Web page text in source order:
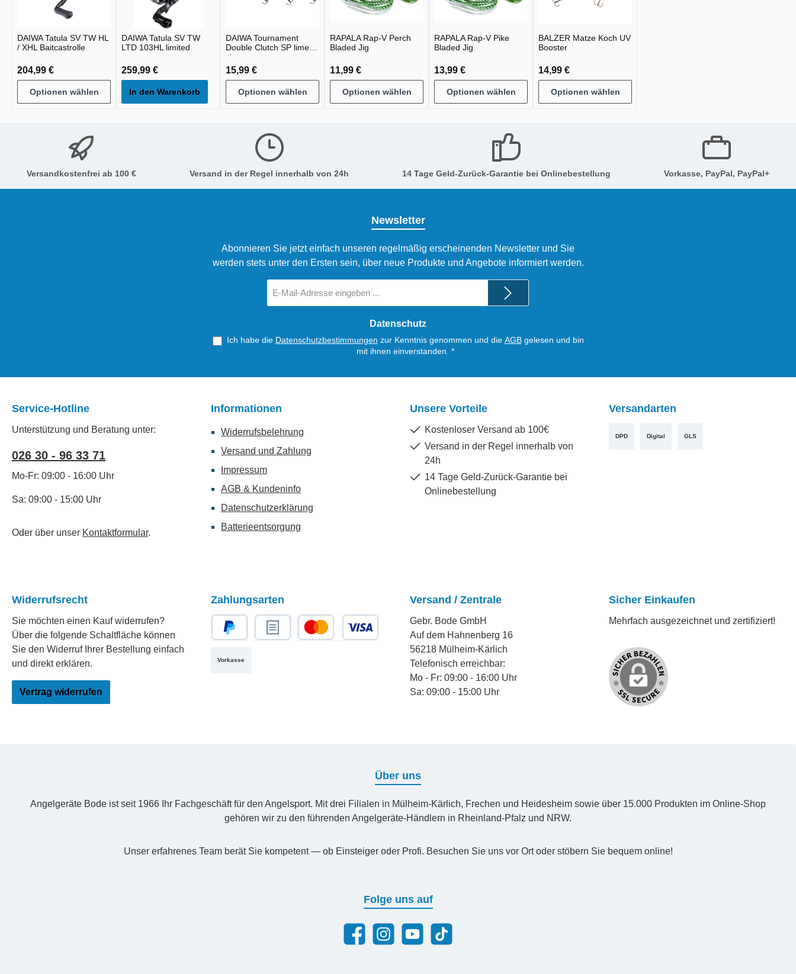
DAIWA Tatula SV TW HL
/ XHL Baitcastrolle
204,99 €
Optionen wählen
DAIWA Tatula SV TW
LTD 103HL limited
259,99 €
In den Warenkorb
DAIWA Tournament
Double Clutch SP lime
chart
15,99 €
Optionen wählen
RAPALA Rap-V Perch
Bladed Jig
11,99 €
Optionen wählen
RAPALA Rap-V Pike
Bladed Jig
13,99 €
Optionen wählen
BALZER Matze Koch UV
Booster
14,99 €
Optionen wählen
Versandkostenfrei ab 100 € Versand in der Regel innerhalb von 24h 14 Tage Geld-Zurück-Garantie bei Onlinebestellung Vorkasse, PayPal, PayPal+
Newsletter
Abonnieren Sie jetzt einfach unseren regelmäßig erscheinenden Newsletter und Sie
werden stets unter den Ersten sein, über neue Produkte und Angebote informiert werden.
Mail-
Datenschutz
Ich habe die Datenschutzbestimmungen zur Kenntnis genommen und die AGBgelesen und bin
mit ihnen einverstanden. *
Service-Hotline
Unterstützung und Beratung unter:
026 30 - 96 33 71
Mo-Fr: 09:00 - 16:00 Uhr
Sa: 09:00 - 15:00 Uhr
Oder über unser Kontaktformular.
Informationen
Widerrufsbelehrung
Versand und Zahlung
Impressum
AGB & Kundeninfo
Datenschutzerklärung
Batterieentsorgung
Unsere Vorteile
Kostenloser Versand ab 100€
Versand in der Regel innerhalb von
24h
14 Tage Geld-Zurück-Garantie bei
Onlinebestellung
Versandarten
DPD Digital GLS
Widerrufsrecht
Sie möchten einen Kauf widerrufen?
Über die folgende Schaltfläche können
Sie den Widerruf Ihrer Bestellung einfach
und direkt erklären.
Vertrag widerrufen
Zahlungsarten
Vorkasse
Versand / Zentrale
Gebr. Bode GmbH
Auf dem Hahnenberg 16
56218 Mülheim-Kärlich
Telefonisch erreichbar:
Mo - Fr: 09:00 - 16:00 Uhr
Sa: 09:00 - 15:00 Uhr
Sicher Einkaufen
Mehrfach ausgezeichnet und zertifiziert!
Über uns
Angelgeräte Bode ist seit 1966 Ihr Fachgeschäft für den Angelsport. Mit drei Filialen in Mülheim-Kärlich, Frechen und Heidesheim sowie über 15.000 Produkten im Online-Shop
gehören wir zu den führenden Angelgeräte-Händlern in Rheinland-Pfalz und NRW.
Unser erfahrenes Team berät Sie kompetent — ob Einsteiger oder Profi. Besuchen Sie uns vor Ort oder stöbern Sie bequem online!
Folge uns auf
FacebookInstagramYouTubeTikTok